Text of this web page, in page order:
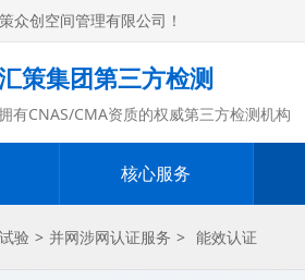
众创空间管理有限公司！
策集团第三方检测
有CNAS/CMA资质的权威第三方检测机构
核心服务
验 > 并网涉网认证服务 > 能效认证